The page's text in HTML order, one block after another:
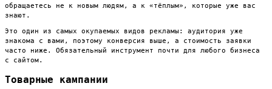
обращаетесь не к новым людям, а к «тёплым», которые уже вас
знают.
Это один из самых окупаемых видов рекламы: аудитория уже
знакома с вами, поэтому конверсия выше, а стоимость заявки
часто ниже. Обязательный инструмент почти для любого бизнеса
с сайтом.
Товарные кампании